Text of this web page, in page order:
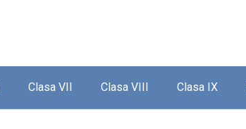
Clasa VII Clasa VIII Clasa IX